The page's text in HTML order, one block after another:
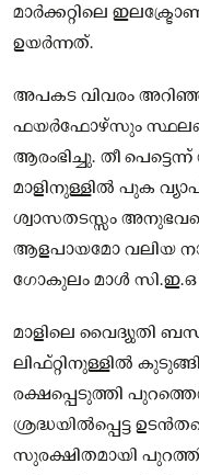
മാർക്കറ്റിലെ
ഉയർന്നത്.
അപകട വിവരം
ഫയർഫോഴ്സും
ആരംഭിച്ചു. തീ
മാളിനുള്ളിൽ പുക
ശ്വാസതടസ്സം
ആളപായമോ വലിയ
ഗോകുലം മാൾ സി.ഇ.ഒ
മാളിലെ വൈദ്യുതി
ലിഫ്റ്റിനുള്ളിൽ
രക്ഷപ്പെടുത്തി
ശ്രദ്ധയിൽപ്പെട്ട
സുരക്ഷിതമായി